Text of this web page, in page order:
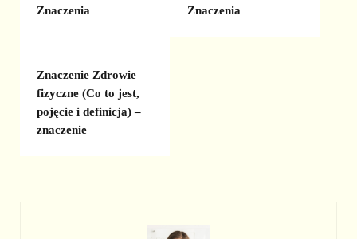
Znaczenia
Znaczenia
Znaczenie Zdrowie
fizyczne (Co to jest,
pojęcie i definicja) –
znaczenie